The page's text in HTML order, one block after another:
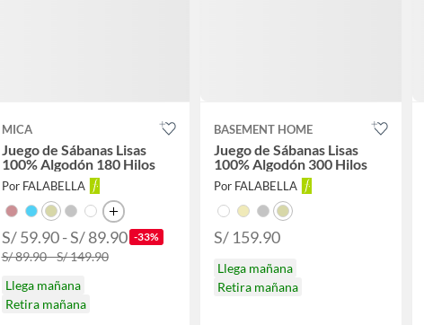
MICA
Juego de Sábanas Lisas
100% Algodón 180 Hilos
Por FALABELLA
S/ 59.90 - S/ 89.90 -33%
S/ 89.90 - S/ 149.90
Llega mañana
Retira mañana
BASEMENT HOME
Juego de Sábanas Lisas
100% Algodón 300 Hilos
Por FALABELLA
S/ 159.90
Llega mañana
Retira mañana